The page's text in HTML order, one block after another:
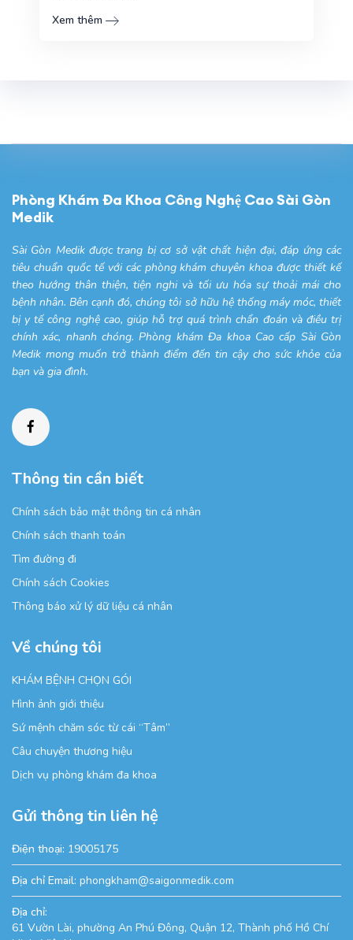
Xem thêm
Phòng Khám Đa Khoa Công Nghệ Cao Sài Gòn
Medik
Sài Gòn Medik được trang bị cơ sở vật chất hiện đại, đáp ứng các
tiêu chuẩn quốc tế với các phòng khám chuyên khoa được thiết kế
theo hướng thân thiện, tiện nghi và tối ưu hóa sự thoải mái cho
bệnh nhân. Bên cạnh đó, chúng tôi sở hữu hệ thống máy móc, thiết
bị y tế công nghệ cao, giúp hỗ trợ quá trình chẩn đoán và điều trị
chính xác, nhanh chóng. Phòng khám Đa khoa Cao cấp Sài Gòn
Medik mong muốn trở thành điểm đến tin cậy cho sức khỏe của
bạn và gia đình.
Thông tin cần biết
Chính sách bảo mật thông tin cá nhân
Chính sách thanh toán
Tìm đường đi
Chính sách Cookies
Thông báo xử lý dữ liệu cá nhân
Về chúng tôi
KHÁM BỆNH CHỌN GÓI
Hình ảnh giới thiệu
Sứ mệnh chăm sóc từ cái “Tâm”
Câu chuyện thương hiệu
Dịch vụ phòng khám đa khoa
Gửi thông tin liên hệ
Điện thoại: 19005175
Địa chỉ Email: phongkham@saigonmedik.com
Địa chỉ:
61 Vườn Lài, phường An Phú Đông, Quận 12, Thành phố Hồ Chí